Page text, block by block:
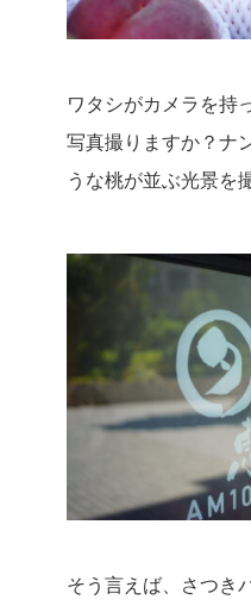
ワタシがカメラを持
写真撮りますか？ナ
うな桃が並ぶ光景を
そう言えば、さつき